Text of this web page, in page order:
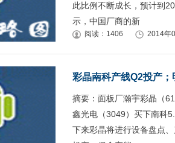
此比例不断成长，预计到
示，中国厂商的新
阅读：1406 2014年
彩晶南科产线Q2投产；
摘要：面板厂瀚宇彩晶（
鑫光电（3049）买下南科
下来彩晶将进行设备盘点